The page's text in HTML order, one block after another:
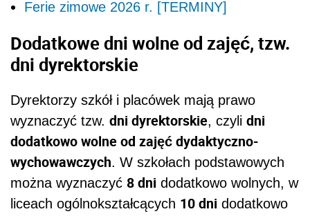
Ferie zimowe 2026 r. [TERMINY]
Dodatkowe dni wolne od zajęć, tzw.
dni dyrektorskie
Dyrektorzy szkół i placówek mają prawo
wyznaczyć tzw. dni dyrektorskie, czyli dni
dodatkowo wolne od zajęć dydaktyczno-
wychowawczych. W szkołach podstawowych
można wyznaczyć 8 dni dodatkowo wolnych, w
liceach ogólnokształcących 10 dni dodatkowo